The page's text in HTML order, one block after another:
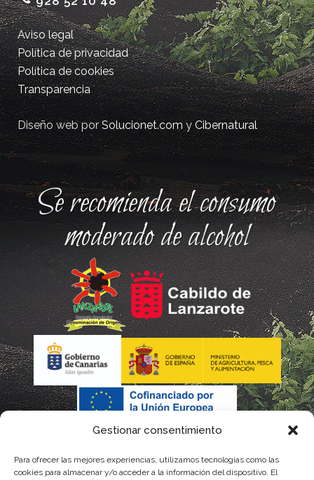
Gestionar consentimiento
Para ofrecer las mejores experiencias, utilizamos tecnologías como las
cookies para almacenar y/o acceder a la información del dispositivo. El
Aviso legal
Política de privacidad
Política de cookies
Transparencia
Diseño web porSolucionet.comyCibernatural
Se recomienda el consumo
moderado de alcohol